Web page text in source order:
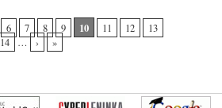
6 7 8 9 10 11 12
13
14
… › »